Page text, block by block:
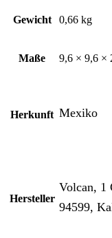
Gewicht 0,66 kg
Maße 9,6 × 9,6 ×
Herkunft Mexiko
Hersteller
Volcan, 1
94599,